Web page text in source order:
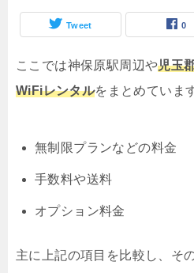
Tweet 0
ここでは神保原駅周辺や児玉
WiFiレンタルをまとめていま
無制限プランなどの料金
手数料や送料
オプション料金
主に上記の項目を比較し、そ